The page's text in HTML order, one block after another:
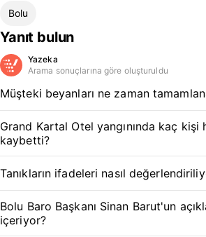
Bolu
Yanıt bulun
Yazeka
Arama sonuçlarına göre oluşturuldu
Müşteki beyanları ne zaman
Grand Kartal Otel yangınında kaç kişi
kaybetti?
Tanıkların ifadeleri nasıl
Bolu Baro Başkanı Sinan Barut'un
içeriyor?